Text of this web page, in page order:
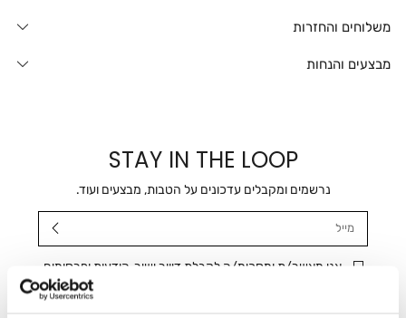
משלוחים והחזרות
מבצעים והנחות
STAY IN THE LOOP
נרשמים ומקבלים עדכונים על הטבות, מבצעים ועוד.
אני מאשר/ת ומסכימ/ה לקבלת דיוור ישיר, הודעות ופרסומים
שיווקיים בכלל פרטי הקשר המצויים בידי החברה ובכלל זה דוא"ל
SMS ועוד. המידע ייאסף בהתאם למדיניות הפרטיות של החברה.